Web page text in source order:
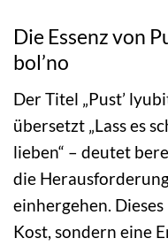
Die Essenz von
bol’no
Der Titel „Pust’
übersetzt „Lass es
lieben“ – deutet
die
einhergehen.
Kost, sondern eine